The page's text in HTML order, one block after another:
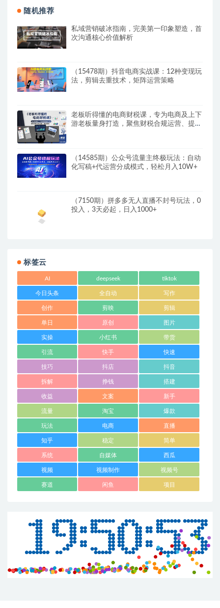
随机推荐
私域营销破冰指南，完美第一印象塑造，首
次沟通核心价值解析
（15478期）抖音电商实战课：12种变现玩
法，剪辑去重技术，矩阵运营策略
老板听得懂的电商财税课，专为电商及上下
游老板量身打造，聚焦财税合规运营、提前
（14585期）公众号流量主终极玩法：自动
化写稿+代运营分成模式，轻松月入10W+
（7150期）拼多多无人直播不封号玩法，0
投入，3天必起，日入1000+
标签云
AI deepseek tiktok
今日头条 全自动 写作
创作 剪映 剪辑
单日 原创 图片
实操 小红书 带货
引流 快手 快速
技巧 抖店 抖音
拆解 挣钱 搭建
收益 文案 新手
流量 淘宝 爆款
玩法 电商 直播
知乎 稳定 简单
系统 自媒体 西瓜
视频 视频制作 视频号
赛道 闲鱼 项目